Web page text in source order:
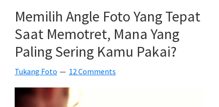
-
Berita
-
Traveling
Memilih Angle Foto Yang Tepat
Saat Memotret, Mana Yang
Paling Sering Kamu Pakai?
Tukang Foto 12 Comments